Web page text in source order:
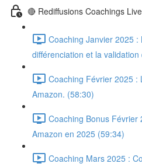
🔴 Rediffusions Coachings
Coaching Janvier 2025
différenciation et la
Coaching Février 2025 :
Amazon. (58:30)
Coaching Bonus
Amazon en 2025 (59:34)
Coaching Mars 2025 :